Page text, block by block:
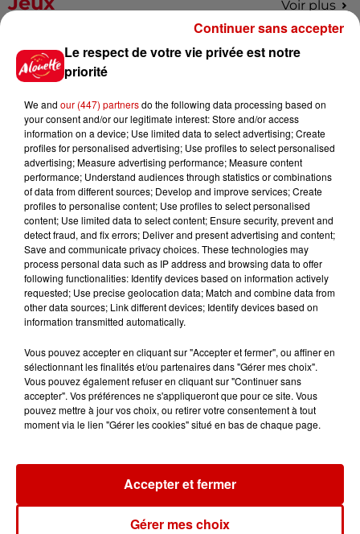
Voir plus
Gagnez vos places pour le
festival Marché Gourmand 2026
Le Duel - Gagnez vos entrées
pour l'un des zoos de nos
régions !
Destination Vacances - Gagnez
votre séjour en famille au cœur
de la...
Destination Vacances : inscrivez-
vous !
Newsletter
Le respect de votre vie privée est notre
priorité
We and our (447) partnersdo the following data processing based on
your consent and/or our legitimate interest: Store and/or access
information on a device; Use limited data to select advertising; Create
profiles for personalised advertising; Use profiles to select personalised
advertising; Measure advertising performance; Measure content
performance; Understand audiences through statistics or combinations
of data from different sources; Develop and improve services; Create
profiles to personalise content; Use profiles to select personalised
content; Use limited data to select content; Ensure security, prevent and
detect fraud, and fix errors; Deliver and present advertising and content;
Save and communicate privacy choices. These technologies may
process personal data such as IP address and browsing data to offer
following functionalities: Identify devices based on information actively
requested; Use precise geolocation data; Match and combine data from
other data sources; Link different devices; Identify devices based on
information transmitted automatically.
Vous pouvez accepter en cliquant sur "Accepter et fermer", ou affiner en
sélectionnant les finalités et/ou partenaires dans "Gérer mes choix".
Vous pouvez également refuser en cliquant sur "Continuer sans
accepter". Vos préférences ne s'appliqueront que pour ce site. Vous
pouvez mettre à jour vos choix, ou retirer votre consentement à tout
moment via le lien "Gérer les cookies" situé en bas de chaque page.
Gérer mes choix
Accepter et fermer
Continuer sans accepter